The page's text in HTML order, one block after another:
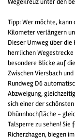
Tipp: Wer möchte,
Kilometer verlängern
Dieser Umweg über
herrlichen
besondere Blicke auf
Zwischen Viersbach
Rundweg D6
Abzweigung,
sich einer der
Dhünnhochfläche -
Talsperre zu sehen!
Richerzhagen, biegen